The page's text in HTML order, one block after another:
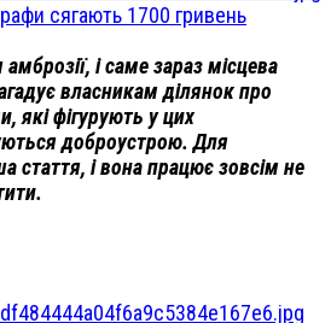
сягають 1700 гривень
і саме зараз місцева
власникам ділянок про
які фігурують у цих
доброустрою. Для
стаття, і вона працює зовсім не